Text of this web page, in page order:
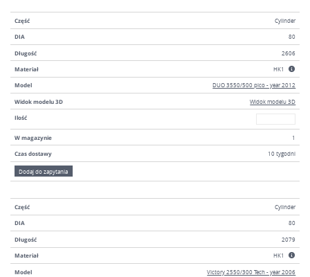
Część Cylinder
DIA 80
Długość 2606
Materiał HK1
Model DUO 3550/500 pico - year 2012
Widok modelu 3D Widok modelu 3D
Ilość
W magazynie 1
Czas dostawy 10 tygodni
Dodaj do zapytania
Część Cylinder
DIA 80
Długość 2079
Materiał HK1
Model Victory 2550/300 Tech - year 2006